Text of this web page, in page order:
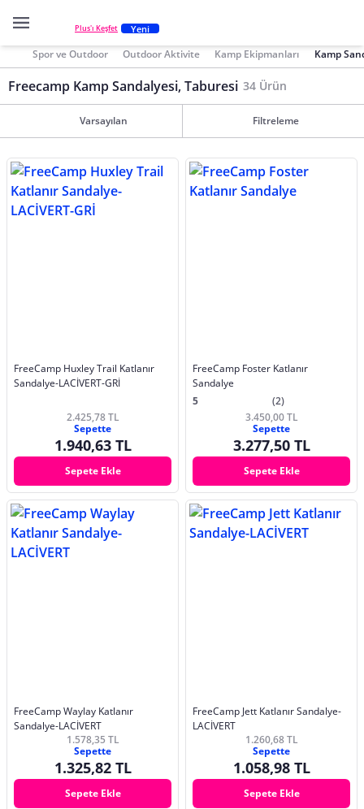
Plus'ı Keşfet Yeni
Spor ve Outdoor Outdoor Aktivite Kamp Ekipmanları Kamp
Freecamp Kamp Sandalyesi, Taburesi 34 Ürün
Varsayılan Filtreleme
FreeCamp Huxley Trail Katlanır
Sandalye-LACİVERT-GRİ
2.425,78 TL
Sepette
1.940,63 TL
Sepete Ekle
FreeCamp Foster Katlanır
Sandalye
5
(2)
3.450,00 TL
Sepette
3.277,50 TL
Sepete Ekle
FreeCamp Waylay Katlanır
Sandalye-LACİVERT
1.578,35 TL
Sepette
1.325,82 TL
Sepete Ekle
FreeCamp Jett Katlanır Sandalye-
LACİVERT
1.260,68 TL
Sepette
1.058,98 TL
Sepete Ekle